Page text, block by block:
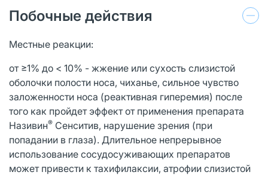
Побочные действия
Местные реакции:
от ≥1% до < 10% - жжение или сухость слизистой
оболочки полости носа, чиханье, сильное чувство
заложенности носа (реактивная гиперемия) после
того как пройдет эффект от применения препарата
Називин® Сенситив, нарушение зрения (при
попадании в глаза). Длительное непрерывное
использование сосудосуживающих препаратов
может привести к тахифилаксии, атрофии слизистой